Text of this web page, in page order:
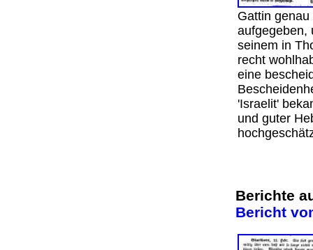
Gattin
aufgegeben,
seinem in
recht
eine
'Israelit'
und guter
Berichte
Bericht